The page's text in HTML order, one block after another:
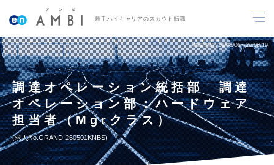
若手ハイキャリアのスカウト転職
掲載期間 26/08/06～26/08/19
調達オペレーション統括部 調達
オペレーション部：ハードウェア
担当者（Mgrクラス）
求人No.GRAND-260501KNBS